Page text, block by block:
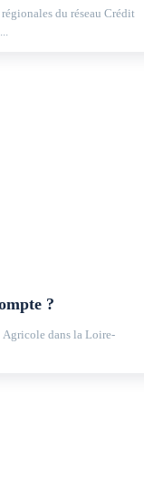
du réseau Crédit
?
Agricole dans la Loire-